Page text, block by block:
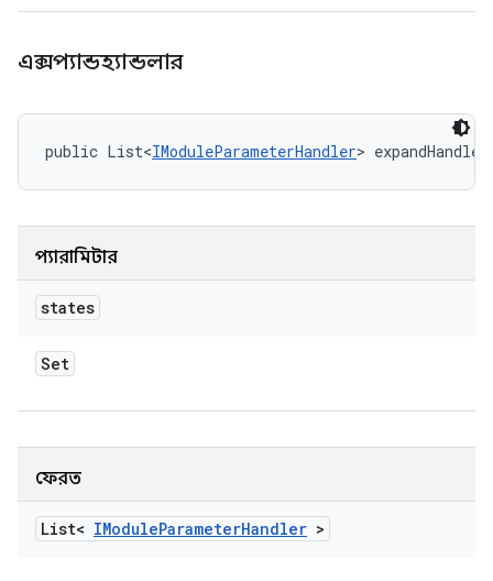
এক্সপ্যান্ডহ্যান্ডলার
public List<IModuleParameterHandler>
প্যারামিটার
states
Set
ফেরত
List< IModuleParameterHandler >